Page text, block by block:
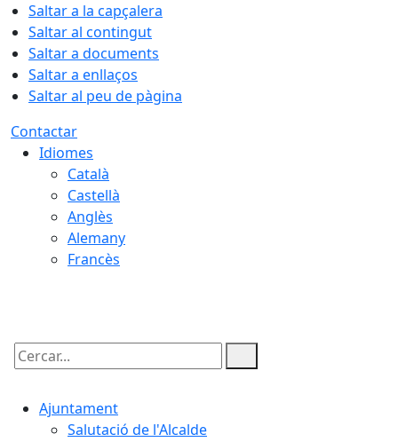
Saltar a la capçalera
Saltar al contingut
Saltar a documents
Saltar a enllaços
Saltar al peu de pàgina
Contactar
Idiomes
Català
Castellà
Anglès
Alemany
Francès
Cercar:
Ajuntament
Salutació de l'Alcalde